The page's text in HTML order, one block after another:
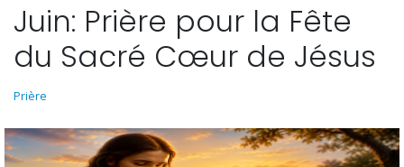
Juin: Prière pour la Fête
du Sacré Cœur de Jésus
Prière